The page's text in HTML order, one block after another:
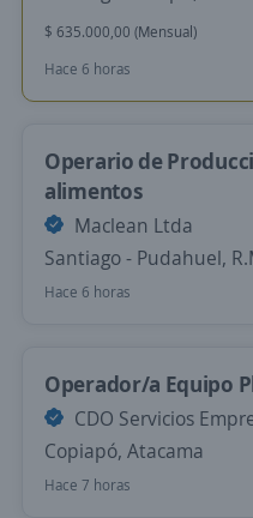
$ 635.000,00 (Mensual)
Hace 6 horas
Operario de
alimentos
Maclean Ltda
Santiago - Pudahuel,
Hace 6 horas
Operador/a Equipo
CDO Servicios
Copiapó, Atacama
Hace 7 horas